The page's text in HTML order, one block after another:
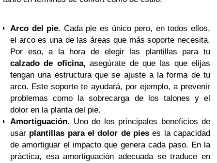
Arco del pie. Cada pie es único pero, en todos ellos,
el arco es una de las áreas que más soporte necesita.
Por eso, a la hora de elegir las plantillas para tu
calzado de oficina, asegúrate de que las que elijas
tengan una estructura que se ajuste a la forma de tu
arco. Este soporte te ayudará, por ejemplo, a prevenir
problemas como la sobrecarga de los talones y el
dolor en la planta del pie.
Amortiguación. Uno de los principales beneficios de
usar plantillas para el dolor de pieses la capacidad
de amortiguar el impacto que genera cada paso. En la
práctica, esa amortiguación adecuada se traduce en